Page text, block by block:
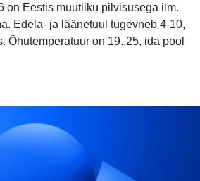
on Eestis muutliku pilvisusega ilm.
Edela- ja läänetuul tugevneb 4-10,
Õhutemperatuur on 19..25, ida pool